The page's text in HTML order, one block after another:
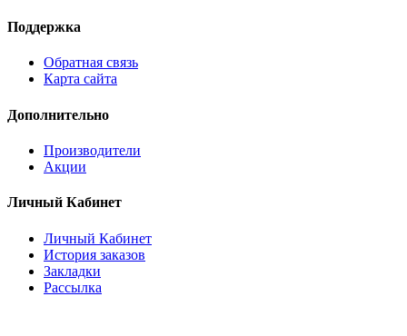
Поддержка
Обратная связь
Карта сайта
Дополнительно
Производители
Акции
Личный Кабинет
Личный Кабинет
История заказов
Закладки
Рассылка